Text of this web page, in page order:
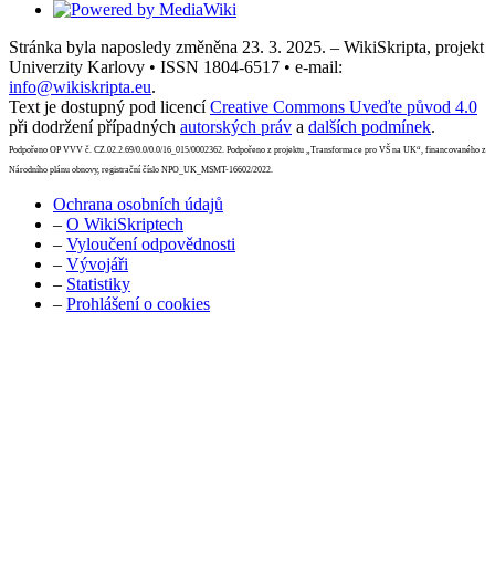
Stránka byla naposledy změněna 23. 3. 2025. – WikiSkripta, projekt
Univerzity Karlovy • ISSN 1804-6517 • e-mail:
info@wikiskripta.eu.
Text je dostupný pod licencíCreative Commons Uveďte původ 4.0
při dodržení případných autorských práv a dalších podmínek.
Podpořeno OP VVV č. CZ.02.2.69/0.0/0.0/16_015/0002362. Podpořeno z projektu „Transformace pro VŠ na UK“, financovaného z
Národního plánu obnovy, registrační číslo NPO_UK_MSMT-16602/2022.
Ochrana osobních údajů
– O WikiSkriptech
– Vyloučení odpovědnosti
– Vývojáři
– Statistiky
– Prohlášení o cookies